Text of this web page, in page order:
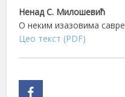
Ненад С. Милошевић
О неким изазовима
Цео текст (PDF)